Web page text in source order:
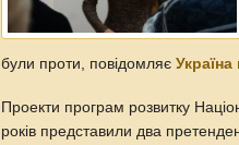
були проти, повідомляє
Проекти програм розвитку
років представили два